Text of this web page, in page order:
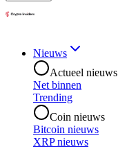
Nieuws
Actueel nieuws
Net binnen
Trending
Coin nieuws
Bitcoin nieuws
XRP nieuws